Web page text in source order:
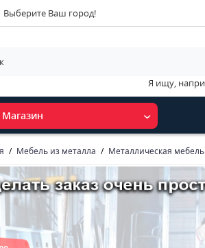
Выберите Ваш город!
Я ищу,
Магазин
Мебель из металла Металлическая мебель